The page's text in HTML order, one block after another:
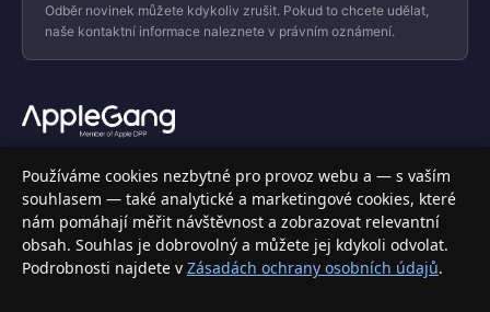
Odběr novinek můžete kdykoliv zrušit. Pokud to chcete udělat,
naše kontaktní informace naleznete v právním oznámení.
Váš specializovaný obchod s Apple produkty, příslušenstvím a
elektronikou. Nakupujte bezpečně a s jistotou.
INFORMACE
Doprava a doručení
Používáme cookies nezbytné pro provoz webu a — s vaším
souhlasem — také analytické a marketingové cookies, které
nám pomáhají měřit návštěvnost a zobrazovat relevantní
obsah. Souhlas je dobrovolný a můžete jej kdykoli odvolat.
Podrobnosti najdete v Zásadách ochrany osobních údajů.